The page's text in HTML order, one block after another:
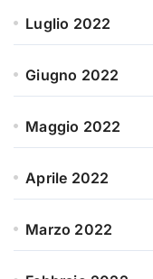
Luglio 2022
Giugno 2022
Maggio 2022
Aprile 2022
Marzo 2022